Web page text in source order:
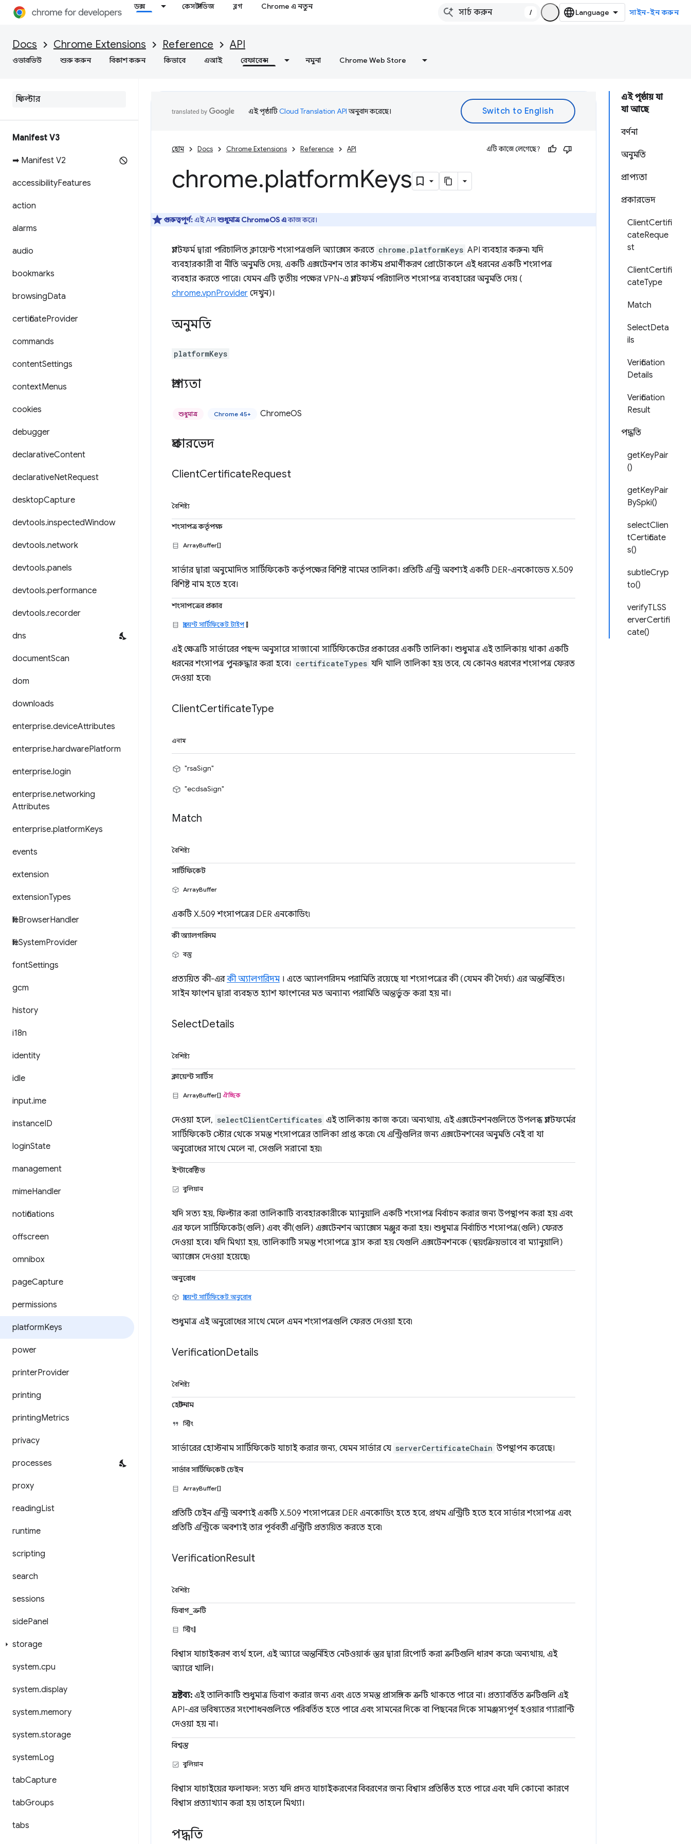
ডক্স কেস স্টাডিজ ব্লগ Chrome এ নতুন
/ সাইন-ইন করুন
Docs Chrome Extensions Reference API
ওভারভিউ শুরু করুন বিকাশ করুন কিভাবে এআই রেফারেন্স নমুনা Chrome Web Store
Manifest V3
➡ Manifest V2
accessibilityFeatures
action
alarms
audio
bookmarks
browsingData
certificateProvider
commands
contentSettings
contextMenus
cookies
debugger
declarativeContent
declarativeNetRequest
desktopCapture
devtools.inspectedWindow
devtools.network
devtools.panels
devtools.performance
devtools.recorder
dns
documentScan
dom
downloads
enterprise.deviceAttributes
enterprise.hardwarePlatform
enterprise.login
enterprise.networking
Attributes
enterprise.platformKeys
events
extension
extensionTypes
fileBrowserHandler
fileSystemProvider
fontSettings
gcm
history
i18n
identity
idle
input.ime
instanceID
loginState
management
mimeHandler
notifications
offscreen
omnibox
pageCapture
permissions
platformKeys
power
printerProvider
printing
printingMetrics
privacy
processes
proxy
readingList
runtime
scripting
search
sessions
sidePanel
storage
system.cpu
system.display
system.memory
system.storage
systemLog
tabCapture
tabGroups
tabs
এই পৃষ্ঠায় যা
যা আছে
বর্ণনা
অনুমতি
প্রাপ্যতা
প্রকারভেদ
ClientCertifi
cateReque
st
ClientCertifi
cateType
Match
SelectDeta
ils
Verification
Details
Verification
Result
পদ্ধতি
getKeyPair
()
getKeyPair
BySpki()
selectClien
tCertificate
s()
subtleCryp
to()
verifyTLSS
erverCertifi
cate()
এই পৃষ্ঠাটিCloud Translation APIঅনুবাদ করেছে।
হোম Docs Chrome Extensions Reference API এটি কাজে লেগেছে?
chrome.platformKeys
গুরুত্বপূর্ণ:এই API শুধুমাত্র ChromeOS একাজ করে।
প্ল্যাটফর্ম দ্বারা পরিচালিত ক্লায়েন্ট শংসাপত্রগুলি অ্যাক্সেস করতে chrome.platformKeys API ব্যবহার করুন৷ যদি
ব্যবহারকারী বা নীতি অনুমতি দেয়, একটি এক্সটেনশন তার কাস্টম প্রমাণীকরণ প্রোটোকলে এই ধরনের একটি শংসাপত্র
ব্যবহার করতে পারে। যেমন এটি তৃতীয় পক্ষের VPN-এ প্ল্যাটফর্ম পরিচালিত শংসাপত্র ব্যবহারের অনুমতি দেয় (
chrome.vpnProvider দেখুন)।
অনুমতি
platformKeys
প্রাপ্যতা
শুধুমাত্র Chrome 45+ ChromeOS
প্রকারভেদ
ClientCertificateRequest
বৈশিষ্ট্য
শংসাপত্র কর্তৃপক্ষ
ArrayBuffer[]
সার্ভার দ্বারা অনুমোদিত সার্টিফিকেট কর্তৃপক্ষের বিশিষ্ট নামের তালিকা। প্রতিটি এন্ট্রি অবশ্যই একটি DER-এনকোডেড X.509
বিশিষ্ট নাম হতে হবে।
শংসাপত্রের প্রকার
ক্লায়েন্ট সার্টিফিকেট টাইপ[]
এই ক্ষেত্রটি সার্ভারের পছন্দ অনুসারে সাজানো সার্টিফিকেটের প্রকারের একটি তালিকা। শুধুমাত্র এই তালিকায় থাকা একটি
ধরনের শংসাপত্র পুনরুদ্ধার করা হবে। certificateTypes যদি খালি তালিকা হয় তবে, যে কোনও ধরণের শংসাপত্র ফেরত
দেওয়া হবে৷
ClientCertificateType
এনাম
"rsaSign"
"ecdsaSign"
Match
বৈশিষ্ট্য
সার্টিফিকেট
ArrayBuffer
একটি X.509 শংসাপত্রের DER এনকোডিং৷
কী অ্যালগরিদম
বস্তু
প্রত্যয়িত কী-এরকী অ্যালগরিদম । এতে অ্যালগরিদম পরামিতি রয়েছে যা শংসাপত্রের কী (যেমন কী দৈর্ঘ্য) এর অন্তর্নিহিত।
সাইন ফাংশন দ্বারা ব্যবহৃত হ্যাশ ফাংশনের মত অন্যান্য পরামিতি অন্তর্ভুক্ত করা হয় না।
SelectDetails
বৈশিষ্ট্য
ক্লায়েন্ট সার্টিস
ArrayBuffer[] ঐচ্ছিক
দেওয়া হলে, selectClientCertificates এই তালিকায় কাজ করে। অন্যথায়, এই এক্সটেনশনগুলিতে উপলব্ধ প্ল্যাটফর্মের
সার্টিফিকেট স্টোর থেকে সমস্ত শংসাপত্রের তালিকা প্রাপ্ত করে৷ যে এন্ট্রিগুলির জন্য এক্সটেনশনের অনুমতি নেই বা যা
অনুরোধের সাথে মেলে না, সেগুলি সরানো হয়৷
ইন্টারেক্টিভ
বুলিয়ান
যদি সত্য হয়, ফিল্টার করা তালিকাটি ব্যবহারকারীকে ম্যানুয়ালি একটি শংসাপত্র নির্বাচন করার জন্য উপস্থাপন করা হয় এবং
এর ফলে সার্টিফিকেট(গুলি) এবং কী(গুলি) এক্সটেনশন অ্যাক্সেস মঞ্জুর করা হয়। শুধুমাত্র নির্বাচিত শংসাপত্র(গুলি) ফেরত
দেওয়া হবে। যদি মিথ্যা হয়, তালিকাটি সমস্ত শংসাপত্রে হ্রাস করা হয় যেগুলি এক্সটেনশনকে (স্বয়ংক্রিয়ভাবে বা ম্যানুয়ালি)
অ্যাক্সেস দেওয়া হয়েছে৷
অনুরোধ
ক্লায়েন্ট সার্টিফিকেট অনুরোধ
শুধুমাত্র এই অনুরোধের সাথে মেলে এমন শংসাপত্রগুলি ফেরত দেওয়া হবে৷
VerificationDetails
বৈশিষ্ট্য
হোস্টনাম
স্ট্রিং
সার্ভারের হোস্টনাম সার্টিফিকেট যাচাই করার জন্য, যেমন সার্ভার যে serverCertificateChain উপস্থাপন করেছে।
সার্ভার সার্টিফিকেট চেইন
ArrayBuffer[]
প্রতিটি চেইন এন্ট্রি অবশ্যই একটি X.509 শংসাপত্রের DER এনকোডিং হতে হবে, প্রথম এন্ট্রিটি হতে হবে সার্ভার শংসাপত্র এবং
প্রতিটি এন্ট্রিকে অবশ্যই তার পূর্ববর্তী এন্ট্রিটি প্রত্যয়িত করতে হবে৷
VerificationResult
বৈশিষ্ট্য
ডিবাগ_ত্রুটি
স্ট্রিং[]
বিশ্বাস যাচাইকরণ ব্যর্থ হলে, এই অ্যারে অন্তর্নিহিত নেটওয়ার্ক স্তর দ্বারা রিপোর্ট করা ত্রুটিগুলি ধারণ করে৷ অন্যথায়, এই
অ্যারে খালি।
দ্রষ্টব্য: এই তালিকাটি শুধুমাত্র ডিবাগ করার জন্য এবং এতে সমস্ত প্রাসঙ্গিক ত্রুটি থাকতে পারে না। প্রত্যাবর্তিত ত্রুটিগুলি এই
API-এর ভবিষ্যতের সংশোধনগুলিতে পরিবর্তিত হতে পারে এবং সামনের দিকে বা পিছনের দিকে সামঞ্জস্যপূর্ণ হওয়ার গ্যারান্টি
দেওয়া হয় না।
বিশ্বস্ত
বুলিয়ান
বিশ্বাস যাচাইয়ের ফলাফল: সত্য যদি প্রদত্ত যাচাইকরণের বিবরণের জন্য বিশ্বাস প্রতিষ্ঠিত হতে পারে এবং যদি কোনো কারণে
বিশ্বাস প্রত্যাখ্যান করা হয় তাহলে মিথ্যা।
পদ্ধতি